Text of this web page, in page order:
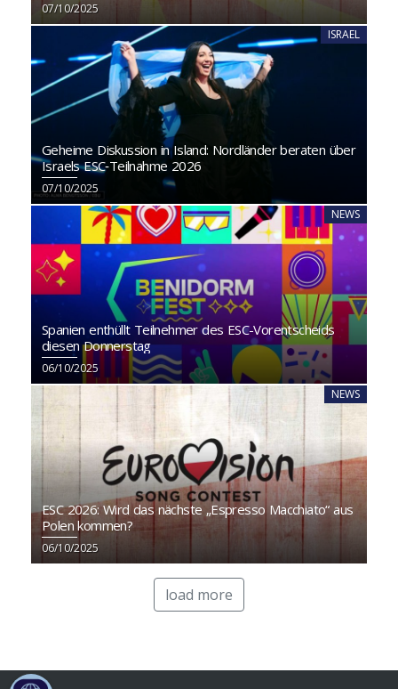
07/10/2025
ISRAEL
Geheime Diskussion in Island: Nordländer beraten über
Israels ESC‑Teilnahme 2026
07/10/2025
NEWS
Spanien enthüllt Teilnehmer des ESC-Vorentscheids
diesen Donnerstag
06/10/2025
NEWS
ESC 2026: Wird das nächste „Espresso Macchiato“ aus
Polen kommen?
06/10/2025
load more